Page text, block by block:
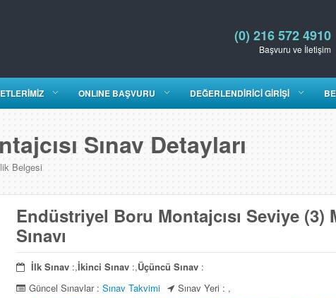
(0) 216 572 4910
Başvuru ve İletişim
ONLINE BAŞVURU DEĞERLENDİRİCİ GİRİŞİ
Sınav Detayları
Belgesi
Endüstriyel Boru Montajcısı Seviye (3)
Sınavı
İlk Sınav :,İkinci Sınav :,Üçüncü Sınav :
Güncel Sınavlar :Sınav Takvimi
Sınav Yeri : ,